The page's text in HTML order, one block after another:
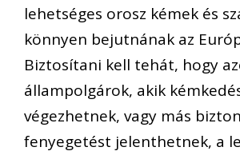
lehetséges orosz kémek és
könnyen bejutnának az
Biztosítani kell tehát, hogy
állampolgárok, akik
végezhetnek, vagy más
fenyegetést jelenthetnek, a